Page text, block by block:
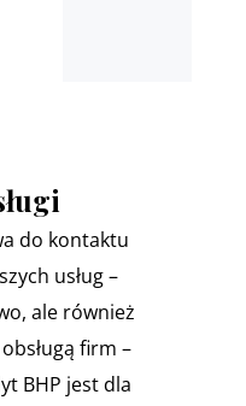
do kontaktu
usług –
ale również
firm –
BHP jest dla